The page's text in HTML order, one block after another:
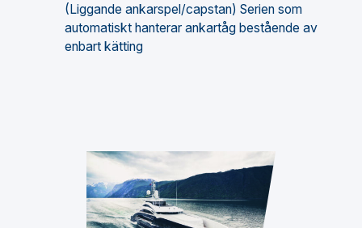
(Liggande ankarspel/capstan) Serien som
automatiskt hanterar ankartåg bestående av
enbart kätting